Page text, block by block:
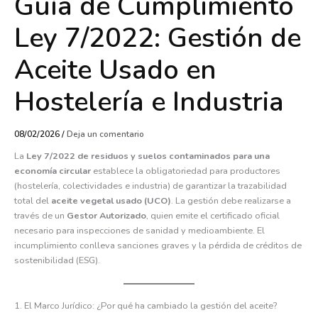
Ley 7/2022: Gestión de
Aceite Usado en
Hostelería e Industria
08/02/2026/Deja un comentario
La Ley 7/2022 de residuos y suelos contaminados para una
economía circularestablece la obligatoriedad para productores
(hostelería, colectividades e industria) de garantizar la trazabilidad
total del aceite vegetal usado (UCO). La gestión debe realizarse a
través de un Gestor Autorizado, quien emite el certificado oficial
necesario para inspecciones de sanidad y medioambiente. El
incumplimiento conlleva sanciones graves y la pérdida de créditos de
sostenibilidad (ESG).
1. El Marco Jurídico: ¿Por qué ha cambiado la gestión del aceite?